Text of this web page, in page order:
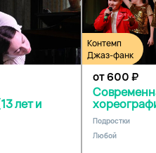
лет и
Контемп
Джаз-фанк
от 600₽
Подростки
Любой